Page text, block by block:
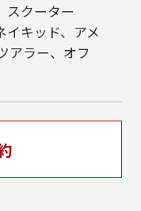
スクーター
イキッド、アメ
アラー、オフ